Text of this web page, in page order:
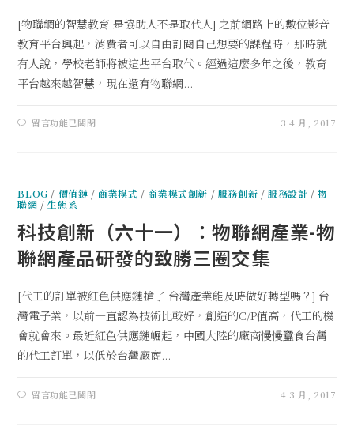
[物聯網的智慧教育 是協助人不是取代人] 之前網路上的數位影音
教育平台興起，消費者可以自由訂閱自己想要的課程時，那時就
有人說，學校老師將被這些平台取代。經過這麼多年之後，教育
平台越來越智慧，現在還有物聯網...
留言功能已關閉 3 4 月, 2017
BLOG / 價值鏈 /商業模式 /商業模式創新 / 服務創新 /服務設計 /物
聯網 /生態系
科技創新（六十一）：物聯網產業-物
聯網產品研發的致勝三圈交集
[代工的訂單被紅色供應鏈搶了 台灣產業能及時做好轉型嗎？] 台
灣電子業，以前一直認為技術比較好，創造的C/P值高，代工的機
會就會來。最近紅色供應鏈崛起，中國大陸的廠商慢慢蠶食台灣
的代工訂單，以低於台灣廠商...
留言功能已關閉 4 3 月, 2017